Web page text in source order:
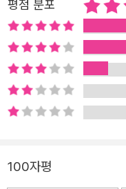
혼란의 세계로 그려지는 것
로 ‘종각’을 무대로 하여
려지는 약탈 지역은 동시
기도 하다. 특히 마지막 장
년 성준이 선과 악이 뒤엉
로 향하며 성장을 암시하
소년문학이 보여온 성장
원종찬은 ‘역(逆)성장’이라
듯 성장의 새로운 단면을
평점 분포
100자평